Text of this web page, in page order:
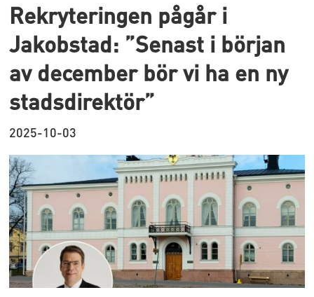
Rekryteringen pågår i
Jakobstad: ”Senast i början
av december bör vi ha en ny
stadsdirektör”
2025-10-03